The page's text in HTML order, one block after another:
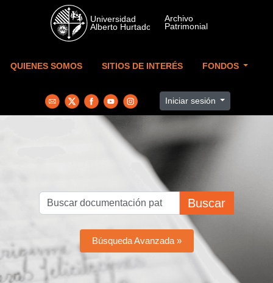
Skip to main content
QUIENES SOMOS SITIOS DE INTERÉS FONDOS
Iniciar sesión
Buscar
Búsqueda Avanzada »